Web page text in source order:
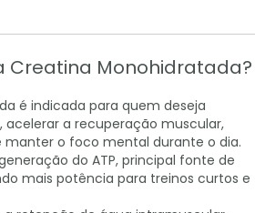
Creatina Monohidratada?
é indicada para quem deseja
a recuperação muscular,
manter o foco mental durante o dia.
do ATP, principal fonte de
mais potência para treinos curtos e